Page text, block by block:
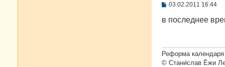
С
о
н
и
е
03.02.2011 16:44
в последнее
Реформа
© Стани́слав Е́жи